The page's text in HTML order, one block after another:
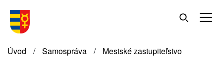
hlavný
Omrvinka
Úvod Samospráva
Mestské zastupiteľstvo